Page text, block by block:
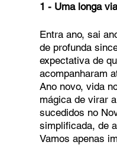
Retiro com Deus
MC Nazarenos
1 - Uma longa
Entra ano, sai
de profunda
expectativa de
acompanharam
Ano novo, vida
mágica de virar
sucedidos no
simplificada, de
Vamos apenas